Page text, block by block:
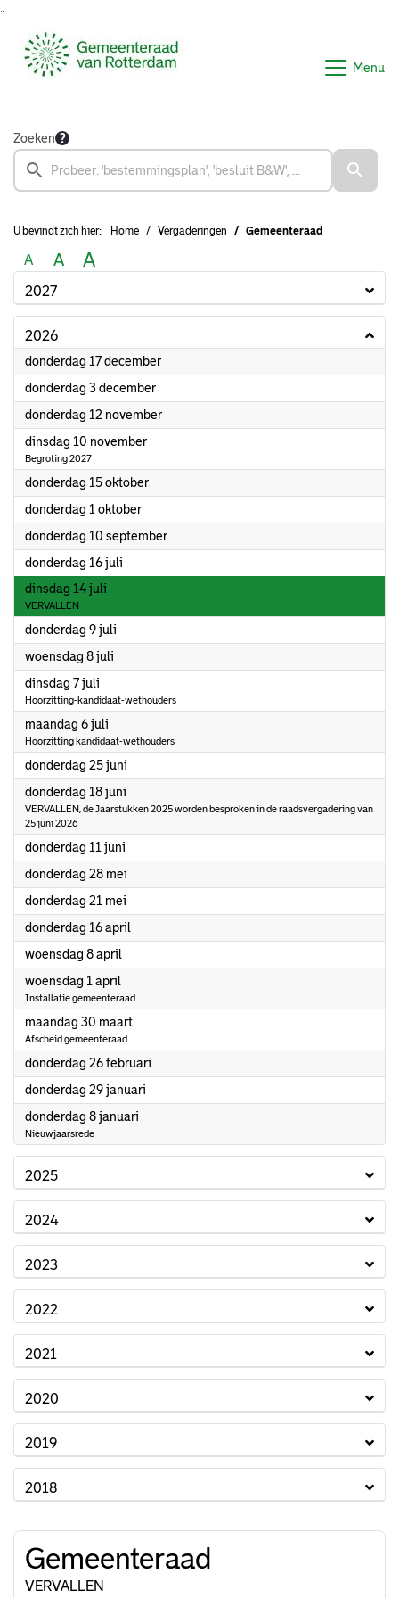
Menu
Zoeken
U bevindt zich hier: Home Vergaderingen Gemeenteraad
A A A
2027
2026
donderdag 17 december2026
donderdag 3 december2026
donderdag 12 november2026
dinsdag 10 november2026
Begroting 2027
donderdag 15 oktober2026
donderdag 1 oktober2026
donderdag 10 september2026
donderdag 16 juli
dinsdag 14 juli
VERVALLEN
donderdag 9 juli
woensdag 8 juli
dinsdag 7 juli
Hoorzitting-kandidaat-wethouders
maandag 6 juli
Hoorzitting kandidaat-wethouders
donderdag 25 juni
donderdag 18 juni
VERVALLEN, de Jaarstukken 2025 worden besproken in de raadsvergadering van
25 juni 2026
donderdag 11 juni
donderdag 28 mei
donderdag 21 mei
donderdag 16 april
woensdag 8 april
woensdag 1 april
Installatie gemeenteraad
maandag 30 maart2026
Afscheid gemeenteraad
donderdag 26 februari
donderdag 29 januari
donderdag 8 januari
Nieuwjaarsrede
2025
2024
2023
2022
2021
2020
2019
2018
Gemeenteraad
VERVALLEN